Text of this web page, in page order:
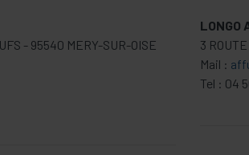
- 95540 MERY-SUR-OISE
LONGO
3
Mail :
Tel : 04